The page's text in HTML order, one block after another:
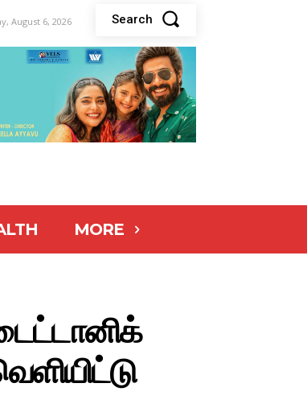
August 6, 2026 Search
MORE